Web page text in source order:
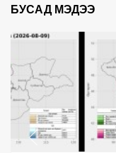
БУСАД МЭДЭЭ